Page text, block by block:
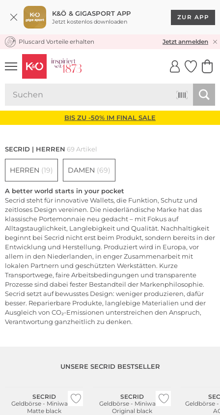
K&Ö & GIGASPORT APP
Jetzt kostenlos downloaden
ZUR APP
30 TAGE RÜCKGABERECHT
Pluscard Vorteile erhalten Jetzt anmelden
UNSERE APP
CLICK &
BIS ZU -50% IM FINAL SALE
SECRID | HERREN 69 Artikel
HERREN (19) DAMEN (69)
A better world starts in your pocket
Secrid steht für innovative Wallets, die Funktion, Schutz und
zeitloses Design vereinen. Die niederländische Marke hat das
klassische Portemonnaie neu gedacht – mit Fokus auf
Alltagstauglichkeit, Langlebigkeit und Qualität. Nachhaltigkeit
beginnt bei Secrid nicht erst beim Produkt, sondern bereits in der
Entwicklung und Herstellung. Produziert wird in Europa, vor
allem in den Niederlanden, in enger Zusammenarbeit mit
lokalen Partnern und geschützten Werkstätten. Kurze
Transportwege, faire Arbeitsbedingungen und transparente
Prozesse sind dabei fester Bestandteil der Markenphilosophie.
Secrid setzt auf bewusstes Design: weniger produzieren, dafür
besser. Reparierbare Produkte, langlebige Materialien und der
Ausgleich von CO₂-Emissionen unterstreichen den Anspruch,
Verantwortung ganzheitlich zu denken.
UNSERE SECRID BESTSELLER
SECRID
Geldbörse - Miniwallet
Matte black
SECRID
Geldbörse - Miniwallet
Original black
Geldbörse